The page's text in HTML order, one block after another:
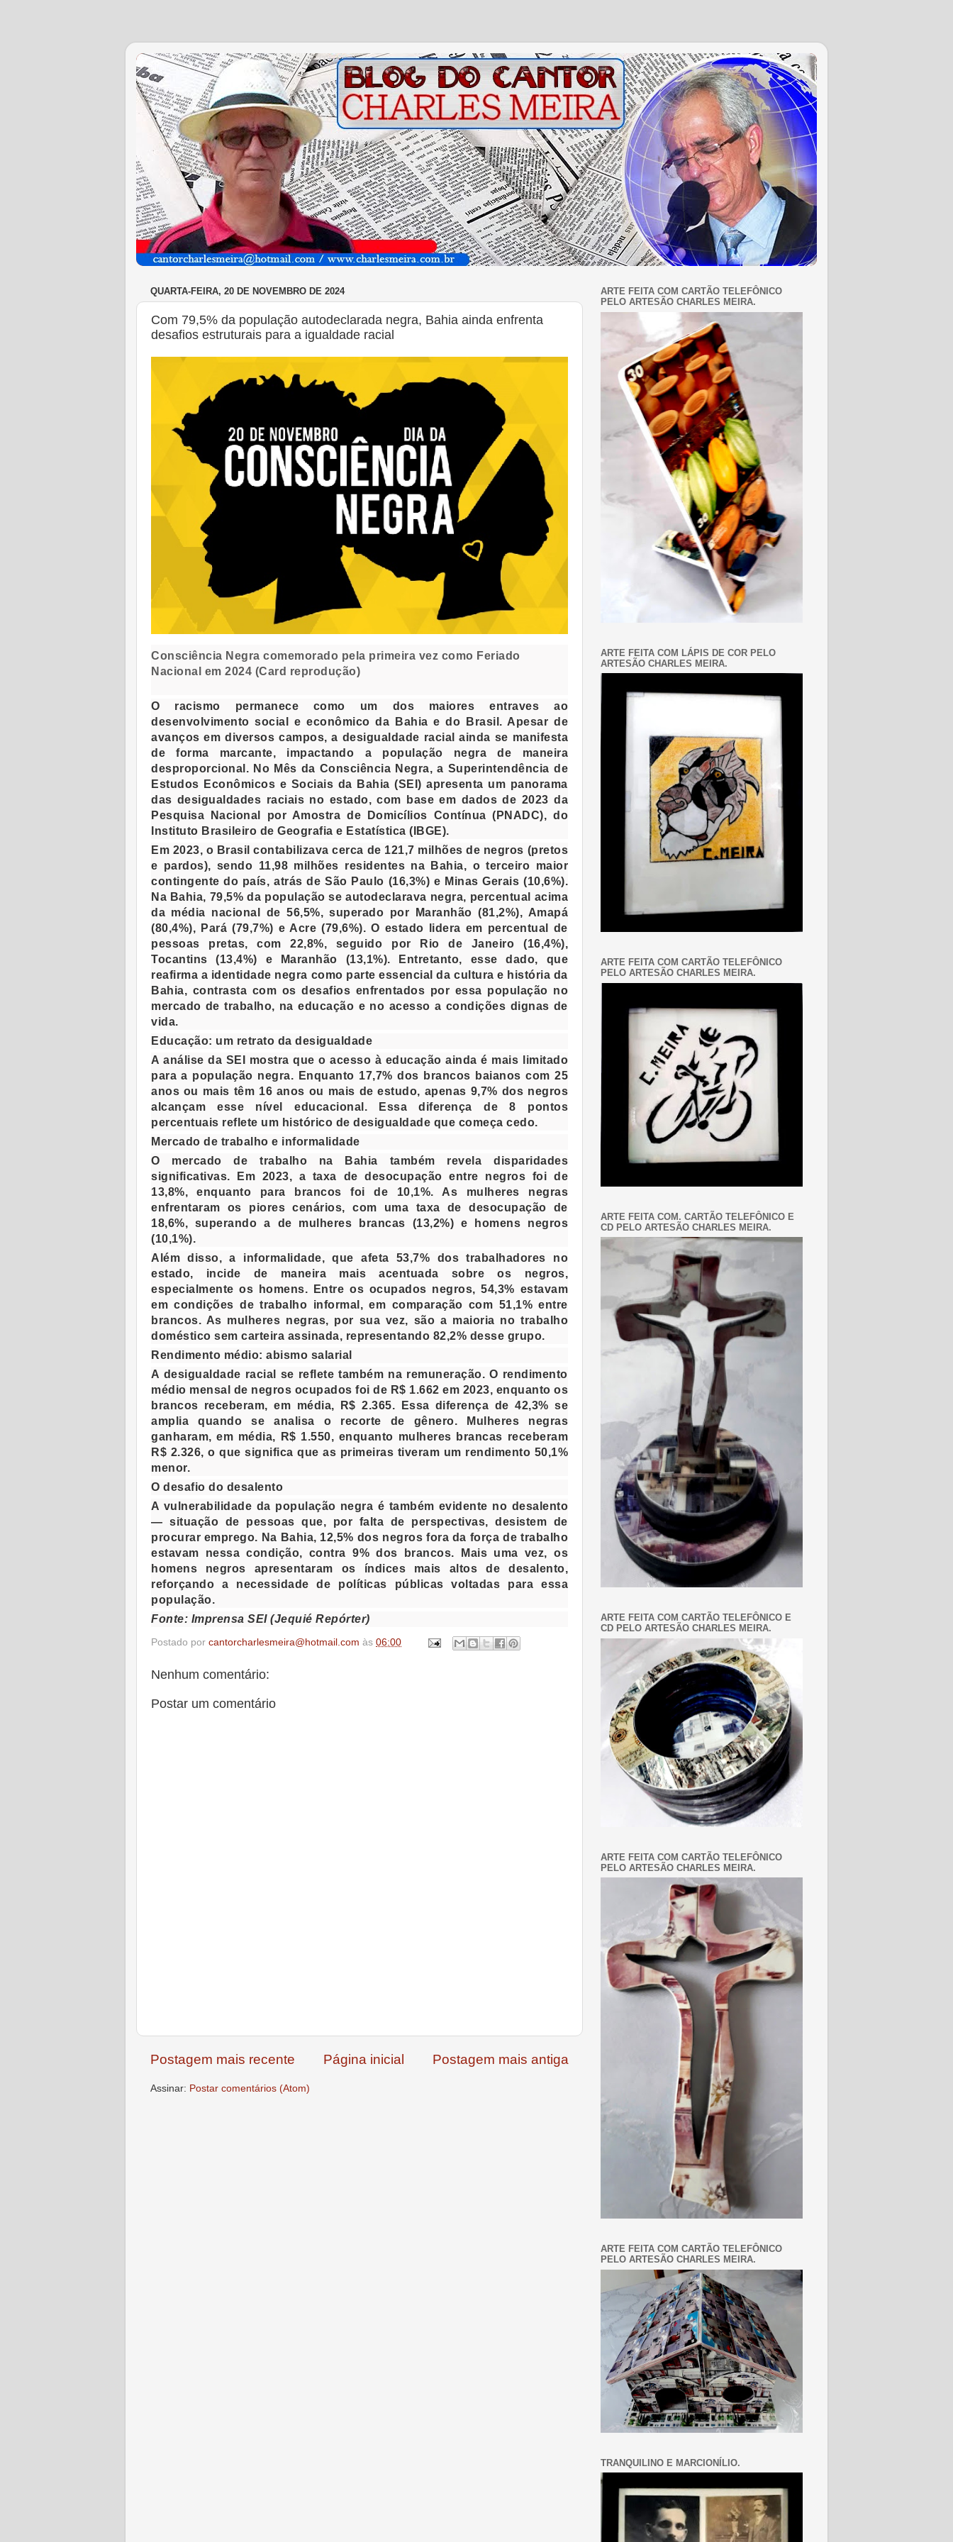
QUARTA-FEIRA, 20 DE NOVEMBRO DE 2024
Com 79,5% da população autodeclarada negra, Bahia ainda enfrenta
desafios estruturais para a igualdade racial
Consciência Negra comemorado pela primeira vez como Feriado
Nacional em 2024 (Card reprodução)
O racismo permanece como um dos maiores entraves ao
desenvolvimento social e econômico da Bahia e do Brasil. Apesar de
avanços em diversos campos, a desigualdade racial ainda se manifesta
de forma marcante, impactando a população negra de maneira
desproporcional. No Mês da Consciência Negra, a Superintendência de
Estudos Econômicos e Sociais da Bahia (SEI) apresenta um panorama
das desigualdades raciais no estado, com base em dados de 2023 da
Pesquisa Nacional por Amostra de Domicílios Contínua (PNADC), do
Instituto Brasileiro de Geografia e Estatística (IBGE).
Em 2023, o Brasil contabilizava cerca de 121,7 milhões de negros (pretos
e pardos), sendo 11,98 milhões residentes na Bahia, o terceiro maior
contingente do país, atrás de São Paulo (16,3%) e Minas Gerais (10,6%).
Na Bahia, 79,5% da população se autodeclarava negra, percentual acima
da média nacional de 56,5%, superado por Maranhão (81,2%), Amapá
(80,4%), Pará (79,7%) e Acre (79,6%). O estado lidera em percentual de
pessoas pretas, com 22,8%, seguido por Rio de Janeiro (16,4%),
Tocantins (13,4%) e Maranhão (13,1%). Entretanto, esse dado, que
reafirma a identidade negra como parte essencial da cultura e história da
Bahia, contrasta com os desafios enfrentados por essa população no
mercado de trabalho, na educação e no acesso a condições dignas de
vida.
Educação: um retrato da desigualdade
A análise da SEI mostra que o acesso à educação ainda é mais limitado
para a população negra. Enquanto 17,7% dos brancos baianos com 25
anos ou mais têm 16 anos ou mais de estudo, apenas 9,7% dos negros
alcançam esse nível educacional. Essa diferença de 8 pontos
percentuais reflete um histórico de desigualdade que começa cedo.
Mercado de trabalho e informalidade
O mercado de trabalho na Bahia também revela disparidades
significativas. Em 2023, a taxa de desocupação entre negros foi de
13,8%, enquanto para brancos foi de 10,1%. As mulheres negras
enfrentaram os piores cenários, com uma taxa de desocupação de
18,6%, superando a de mulheres brancas (13,2%) e homens negros
(10,1%).
Além disso, a informalidade, que afeta 53,7% dos trabalhadores no
estado, incide de maneira mais acentuada sobre os negros,
especialmente os homens. Entre os ocupados negros, 54,3% estavam
em condições de trabalho informal, em comparação com 51,1% entre
brancos. As mulheres negras, por sua vez, são a maioria no trabalho
doméstico sem carteira assinada, representando 82,2% desse grupo.
Rendimento médio: abismo salarial
A desigualdade racial se reflete também na remuneração. O rendimento
médio mensal de negros ocupados foi de R$ 1.662 em 2023, enquanto os
brancos receberam, em média, R$ 2.365. Essa diferença de 42,3% se
amplia quando se analisa o recorte de gênero. Mulheres negras
ganharam, em média, R$ 1.550, enquanto mulheres brancas receberam
R$ 2.326, o que significa que as primeiras tiveram um rendimento 50,1%
menor.
O desafio do desalento
A vulnerabilidade da população negra é também evidente no desalento
— situação de pessoas que, por falta de perspectivas, desistem de
procurar emprego. Na Bahia, 12,5% dos negros fora da força de trabalho
estavam nessa condição, contra 9% dos brancos. Mais uma vez, os
homens negros apresentaram os índices mais altos de desalento,
reforçando a necessidade de políticas públicas voltadas para essa
população.
Fonte: Imprensa SEI (Jequié Repórter)
Postado por cantorcharlesmeira@hotmail.com às 06:00
Nenhum comentário:
Postar um comentário
Postagem mais recente Postagem mais antiga
Página inicial
Assinar: Postar comentários (Atom)
ARTE FEITA COM CARTÃO TELEFÔNICO
PELO ARTESÃO CHARLES MEIRA.
ARTE FEITA COM LÁPIS DE COR PELO
ARTESÃO CHARLES MEIRA.
ARTE FEITA COM CARTÃO TELEFÔNICO
PELO ARTESÃO CHARLES MEIRA.
ARTE FEITA COM. CARTÃO TELEFÔNICO E
CD PELO ARTESÃO CHARLES MEIRA.
ARTE FEITA COM CARTÃO TELEFÔNICO E
CD PELO ARTESÃO CHARLES MEIRA.
ARTE FEITA COM CARTÃO TELEFÔNICO
PELO ARTESÃO CHARLES MEIRA.
ARTE FEITA COM CARTÃO TELEFÔNICO
PELO ARTESÃO CHARLES MEIRA.
TRANQUILINO E MARCIONÍLIO.